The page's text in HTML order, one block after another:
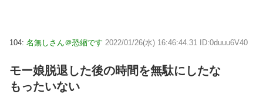
104: 名無しさん＠恐縮です 2022/01/26(水) 16:46:44.31 ID:0duuu6V40
モー娘脱退した後の時間を無駄にしたな
もったいない